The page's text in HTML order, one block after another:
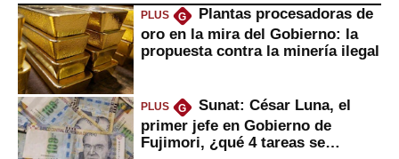
PLUS G
Plantas procesadoras de
oro en la mira del Gobierno: la
propuesta contra la minería ilegal
PLUS G
Sunat: César Luna, el
primer jefe en Gobierno de
Fujimori, ¿qué 4 tareas se